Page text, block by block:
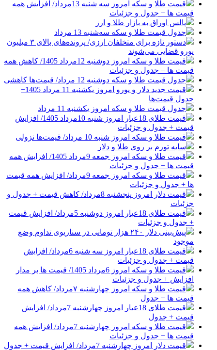
قیمت طلا و سکه امروز سه شنبه 13مرداد/ افزایش همه
قیمت ها + جدول و جزئیات
پالس اوراق به بازار طلا و ارز
جدول قیمت طلا و سکه سه‌شنبه 13 مرداد
دستور تازه برای متخلفان ارزی/ پرونده‌های بالای ۳ میلیون
یورو قضایی می‌شوند
قیمت طلا و سکه امروز دوشنبه 12مرداد 1405/ کاهش همه
قیمت ها + جدول و جزئیات
جدول قیمت طلا و سکه دوشنبه 12 مرداد/ قیمت‌ها کاهشی
قیمت جدید دلار و یورو امروز یکشنبه 11 مرداد 1405+
جدول قیمت‌ها
جدول قیمت طلا و سکه امروز یکشنبه 11 مرداد
قیمت طلای 18عیار امروز شنبه 10مرداد 1405/ افزایش
قیمت + جدول و جزئیات
قیمت طلا و سکه امروز شنبه 10 مرداد/ قیمت‌ها نزولی
سایه تورم بر روی طلا و دلار
قیمت طلا و سکه امروز جمعه 9مرداد 1405/ افزایش همه
قیمت ها + جدول و جزئیات
قیمت طلا و سکه امروز جمعه 9مرداد/ افزایش همه قیمت
ها + جدول و جزئیات
قیمت دلار امروز پنجشنبه 8مرداد/ کاهش قیمت + جدول و
جزئیات
قیمت طلای 18عیار امروز دوشنبه 5مرداد/ افزایش قیمت
+ جدول و جزئیات
پیش‌بینی دلار ۲۴۰ هزار تومانی در سناریوی تداوم وضع
موجود
قیمت طلای 18عیار امروز سه شنبه 6مرداد/ افزایش
قیمت + جدول و جزئیات
قیمت طلا و سکه امروز 6مرداد 1405/ قیمت ها بر مدار
افزایش + جدول و جزئیات
قیمت طلا و سکه امروز چهارشنبه ۷مرداد/ کاهش همه
قیمت ها + جدول
قیمت طلای 18عیار امروز چهارشنبه 7مرداد/ افزایش
قیمت + جدول
قیمت طلا و سکه امروز چهارشنبه 7مرداد/ افزایش همه
قیمت ها + جدول و جزئیات
قیمت دلار امروز چهارشنبه 7مرداد/ افزایش قیمت + جدول